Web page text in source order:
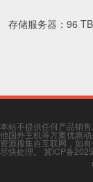
存储服务器：96
本站不提供任何产品销
他国外主机等方案优惠
资源搜集自互联网，如
尽快处理。冀ICP备